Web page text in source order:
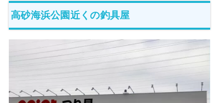
高砂海浜公園近くの釣具屋